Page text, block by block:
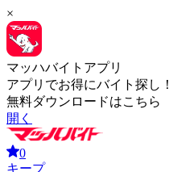
×
マッハバイトアプリ
アプリでお得にバイト探し！
無料ダウンロードはこちら
開く
0
キープ